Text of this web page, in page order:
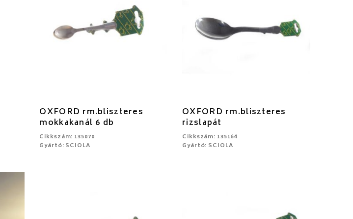
OXFORD rm.bliszteres
mokkakanál 6 db
Cikkszám: 135070
Gyártó: SCIOLA
OXFORD rm.bliszteres
rizslapát
Cikkszám: 135164
Gyártó: SCIOLA